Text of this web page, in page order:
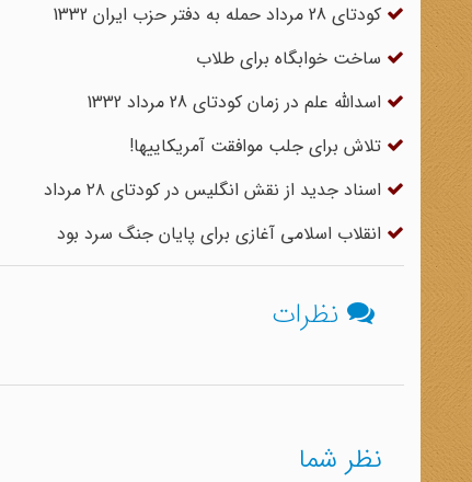
کودتای 28 مرداد حمله به دفتر حزب ایران 1332
ساخت خوابگاه برای طلاب
اسدالله علم در زمان کودتای 28 مرداد 1332
تلاش برای جلب موافقت آمریکاییها!
اسناد جدید از نقش انگلیس در کودتای ۲۸ مرداد
انقلاب اسلامی آغازی برای پایان جنگ سرد بود
نظرات
نظر شما